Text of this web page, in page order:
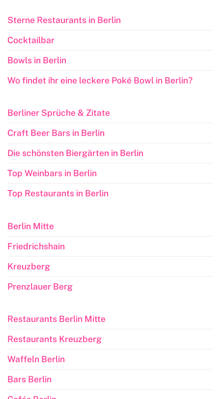
Sterne Restaurants in Berlin
Cocktailbar
Bowls in Berlin
Wo findet ihr eine leckere Poké Bowl in Berlin?
Berliner Sprüche & Zitate
Craft Beer Bars in Berlin
Die schönsten Biergärten in Berlin
Top Weinbars in Berlin
Top Restaurants in Berlin
Berlin Mitte
Friedrichshain
Kreuzberg
Prenzlauer Berg
Restaurants Berlin Mitte
Restaurants Kreuzberg
Waffeln Berlin
Bars Berlin